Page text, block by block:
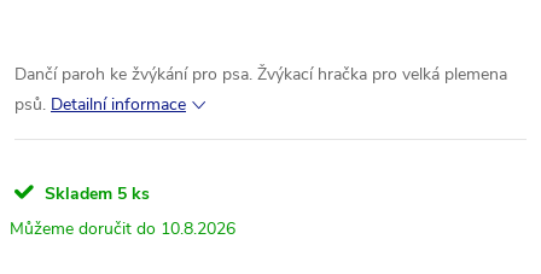
Dančí paroh ke žvýkání pro psa. Žvýkací hračka pro velká plemena
psů. Detailní informace
Skladem 5 ks
10.8.2026